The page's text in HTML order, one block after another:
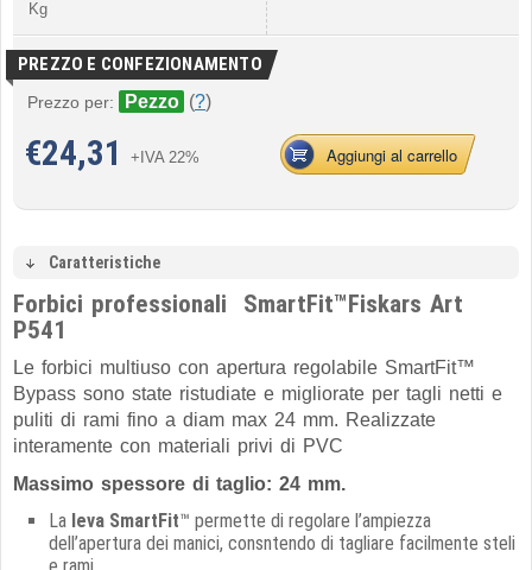
Kg
PREZZO E CONFEZIONAMENTO
Prezzo per: Pezzo (?)
€24,31 +IVA 22% Aggiungi al carrello
Caratteristiche
Forbici professionali SmartFit™Fiskars Art
P541
Le forbici multiuso con apertura regolabile SmartFit™
Bypass sono state ristudiate e migliorate per tagli netti e
puliti di rami fino a diam max 24 mm. Realizzate
interamente con materiali privi di PVC
Massimo spessore di taglio: 24 mm.
La leva SmartFit™ permette di regolare l’ampiezza
dell’apertura dei manici, consntendo di tagliare facilmente steli